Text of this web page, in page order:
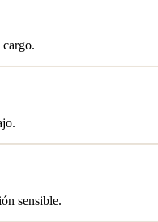
sensible.